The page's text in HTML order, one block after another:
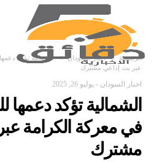
‫الرئيسية‬ اخبار السودان
الشمالية تؤكد
عبر بث إذاعي مشترك
اخبار السودان - يوليو 26, 2025
الشمالية تؤكد
في معركة الكرامة
مشترك